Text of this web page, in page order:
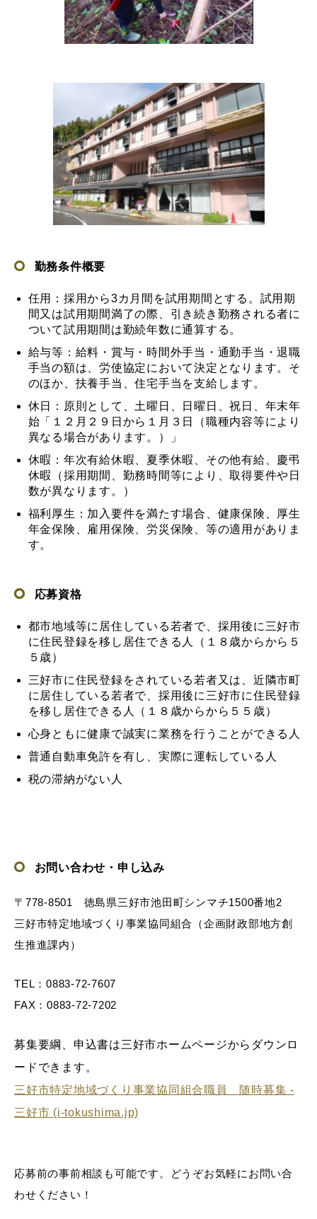
勤務条件概要
任用：採用から3カ月間を試用期間とする。試用期
間又は試用期間満了の際、引き続き勤務される者に
ついて試用期間は勤続年数に通算する。
給与等：給料・賞与・時間外手当・通勤手当・退職
手当の額は、労使協定において決定となります。 そ
のほか、扶養手当、住宅手当を支給します。
休日：原則として、土曜日、日曜日、祝日、年末年
始「
１２ 月 ２９ 日から １ 月 ３ 日（職種内容等により
異なる場合があります。）」
休暇：年次有給休暇、夏季休暇、その他有給、慶弔
休暇（採用期間、勤務時間等により、取得要件や日
数が異なります。）
福利厚生：加入要件を満たす場合、健康保険、厚生
年金保険、雇用保険、労災保険、等の適用がありま
す。
応募資格
都市地域等に居住している若者で、採用後に三好市
に住民登録を移し居住できる人（１８歳からから５
５歳）
三好市に住民登録をされている若者又は、近隣市町
に居住している若者で、採用後に三好市に住民登録
を移し居住できる人（１８歳からから５５歳）
心身ともに健康で誠実に業務を行うことができる人
普通自動車免許を有し、実際に運転している人
税の滞納がない人
お問い合わせ・申し込み
〒778-8501 徳島県三好市池田町シンマチ1500番地2
三好市特定地域づくり事業協同組合（企画財政部地方創
生推進課内）
TEL：0883-72-7607
FAX：0883-72-7202
募集要綱、申込書は三好市ホームページからダウンロ
ードできます。
三好市特定地域づくり事業協同組合職員 随時募集 -
三好市 (i-tokushima.jp)
応募前の事前相談も可能です。どうぞお気軽にお問い合
わせください！